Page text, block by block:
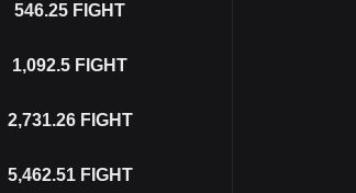
546.25 FIGHT
1,092.5 FIGHT
2,731.26 FIGHT
5,462.51 FIGHT